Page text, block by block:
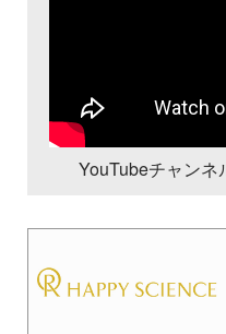
YouTubeチャン